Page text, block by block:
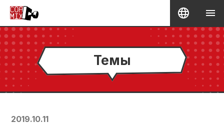
Темы
2019.10.11